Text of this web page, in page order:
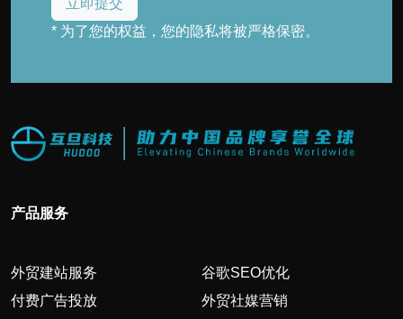
* 为了您的权益，您的隐私将被严格保密。
产品服务
外贸建站服务
谷歌SEO优化
付费广告投放
外贸社媒营销